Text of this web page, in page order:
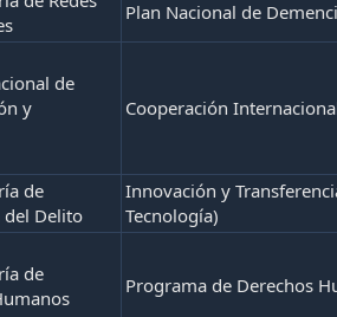
Plan Nacional de
de
y
Cooperación
de
del Delito
Innovación y
Tecnología)
de
Programa de Derechos